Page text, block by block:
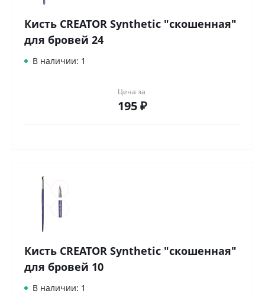
Кисть CREATOR Synthetic "скошенная"
для бровей 24
В наличии: 1
Цена за
195 ₽
Кисть CREATOR Synthetic "скошенная"
для бровей 10
В наличии: 1